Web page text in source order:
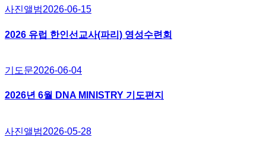
사진앨범2026-06-15
2026 유럽 한인선교사(파리) 영성수련회
기도문2026-06-04
2026년 6월 DNA MINISTRY 기도편지
사진앨범2026-05-28